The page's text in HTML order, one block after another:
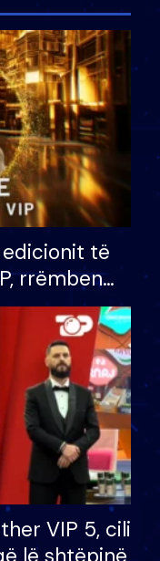
edicionit të
rrëmben
mijë eurosh
VIP 5, cili
lë shtëpinë